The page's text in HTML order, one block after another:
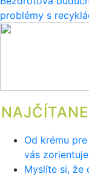
v
článku
problémy s
Od krému
vás
Myslíte si, že